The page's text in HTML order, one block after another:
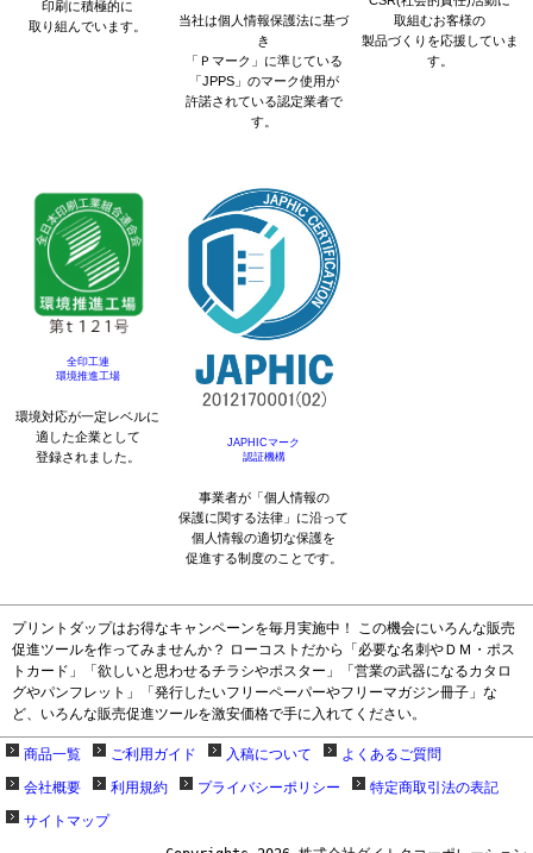
印刷に積極的に
取り組んでいます。
当社は個人情報保護法に基づ
き
「Ｐマーク」に準じている
「JPPS」のマーク使用が
許諾されている認定業者で
す。
取組むお客様の
製品づくりを応援していま
す。
全印工連
環境推進工場
環境対応が一定レベルに
適した企業として
登録されました。
JAPHICマーク
認証機構
事業者が「個人情報の
保護に関する法律」に沿って
個人情報の適切な保護を
促進する制度のことです。
プリントダップはお得なキャンペーンを毎月実施中！ この機会にいろんな販売
促進ツールを作ってみませんか？ ローコストだから「必要な名刺やＤＭ・ポス
トカード」「欲しいと思わせるチラシやポスター」「営業の武器になるカタロ
グやパンフレット」「発行したいフリーペーパーやフリーマガジン冊子」な
ど、いろんな販売促進ツールを激安価格で手に入れてください。
商品一覧 ご利用ガイド 入稿について
よくあるご質問
会社概要
利用規約 プライバシーポリシー
特定商取引法の表記
サイトマップ